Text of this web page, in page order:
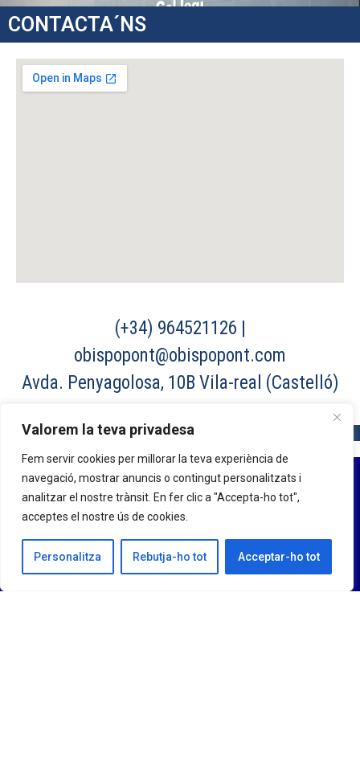
Valorem la teva privadesa
Fem servir cookies per millorar la teva experiència de
navegació, mostrar anuncis o contingut personalitzats i
analitzar el nostre trànsit. En fer clic a "Accepta-ho tot",
acceptes el nostre ús de cookies.
Personalitza Rebutja-ho tot Acceptar-ho tot
CONTACTA´NS
(+34) 964521126 |
obispopont@obispopont.com
Avda. Penyagolosa, 10B Vila-real (Castelló)